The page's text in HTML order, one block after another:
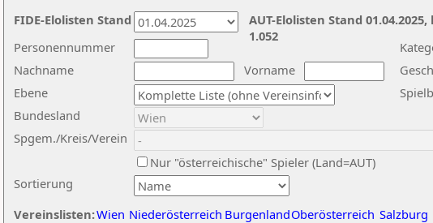
Nachname
Vorname
Ebene
Sortierung
Personennummer
Bundesland
Spgem./Kreis/Verein
Nur "österreichische" Spieler (Land=AUT)
Vereinslisten:Wien Niederösterreich BurgenlandOberösterreich Salzburg
AUT-Elolisten Stand
1.052
FIDE-Elolisten Stand